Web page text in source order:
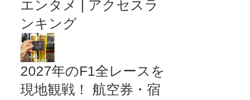
エンタメ | アクセスラ
ンキング
2027年のF1全レースを
現地観戦！ 航空券・宿